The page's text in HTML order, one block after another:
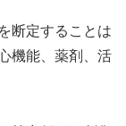
断定することは
機能、薬剤、活